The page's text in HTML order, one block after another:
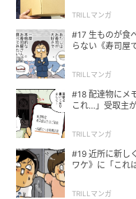
TRILLマンガ
#17 生ものが食
らない《寿司屋
TRILLマンガ
#18 配達物にメ
これ…」受取主
TRILLマンガ
#19 近所に新し
ワケ》に「これ
TRILLマンガ